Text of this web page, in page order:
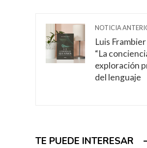
NOTICIA
Luis
“La
exploración
del lenguaje
TE PUEDE INTERESAR